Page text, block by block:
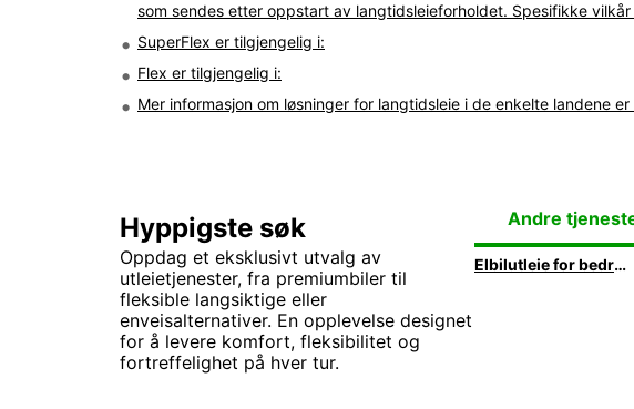
som sendes etter oppstart av langtidsleieforholdet. Spesifikke
SuperFlex er tilgjengelig i:
Flex er tilgjengelig i:
Mer informasjon om løsninger for langtidsleie i de enkelte landene
Hyppigste søk
Oppdag et eksklusivt utvalg av
utleietjenester, fra premiumbiler til
fleksible langsiktige eller
enveisalternativer. En opplevelse designet
for å levere komfort, fleksibilitet og
fortreffelighet på hver tur.
Andre
Elbilutleie for bedrifter